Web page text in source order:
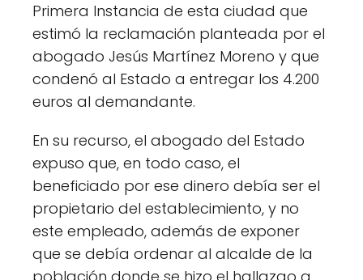
Primera Instancia de esta ciudad que
estimó la reclamación planteada por el
abogado Jesús Martínez Moreno y que
condenó al Estado a entregar los 4.200
euros al demandante.
En su recurso, el abogado del Estado
expuso que, en todo caso, el
beneficiado por ese dinero debía ser el
propietario del establecimiento, y no
este empleado, además de exponer
que se debía ordenar al alcalde de la